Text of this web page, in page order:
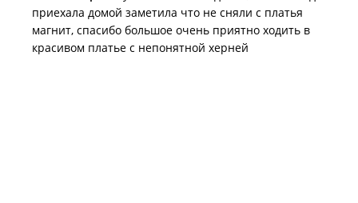
приехала домой заметила что не сняли с платья
магнит, спасибо большое очень приятно ходить в
красивом платье с непонятной херней